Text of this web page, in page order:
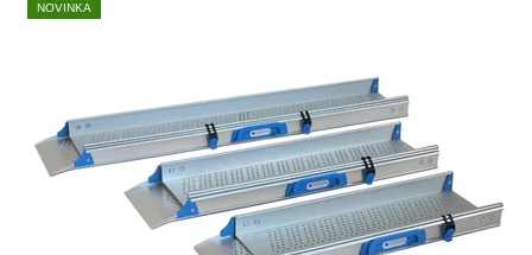
NOVINKA